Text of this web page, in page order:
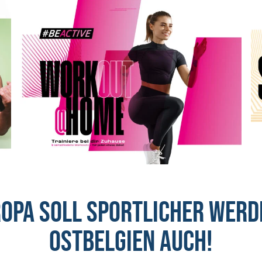
soll sportlicher
Ostbelgien auch!